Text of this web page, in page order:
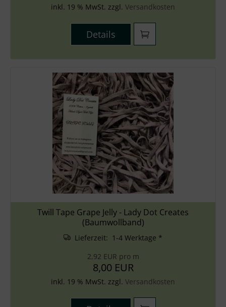
inkl. 19 % MwSt. zzgl. Versandkosten
Details
Twill Tape Grape Jelly - Lady Dot Creates
(Baumwollband)
Lieferzeit: 1-4 Werktage *
2,92 EUR pro m
8,00 EUR
inkl. 19 % MwSt. zzgl. Versandkosten